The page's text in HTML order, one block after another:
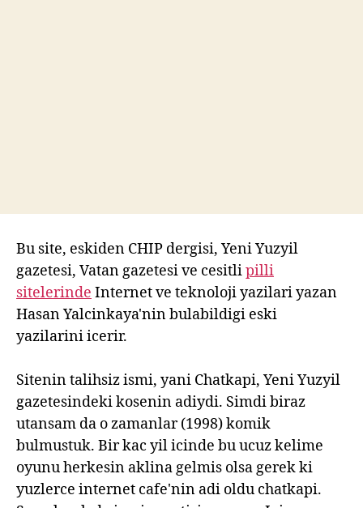
Bu site, eskiden CHIP dergisi, Yeni Yuzyil
gazetesi, Vatan gazetesi ve cesitlipilli
sitelerinde Internet ve teknoloji yazilari yazan
Hasan Yalcinkaya'nin bulabildigi eski
yazilarini icerir.
Sitenin talihsiz ismi, yani Chatkapi, Yeni Yuzyil
gazetesindeki kosenin adiydi. Simdi biraz
utansam da o zamanlar (1998) komik
bulmustuk. Bir kac yil icinde bu ucuz kelime
oyunu herkesin aklina gelmis olsa gerek ki
yuzlerce internet cafe'nin adi oldu chatkapi.